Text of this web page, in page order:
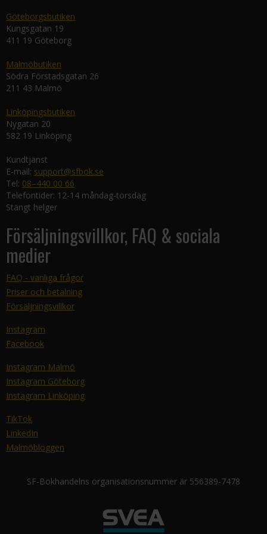
Göteborgsbutiken
Kungsgatan 19
411 19 Göteborg
Malmöbutiken
Södra Förstadsgatan 26
211 43 Malmö
Linköpingsbutiken
Nygatan 20
582 19 Linköping
Kundtjänst
E-mail: support@sfbok.se
Tel: 08–440 00 66
Telefontider: 12-14 måndag-torsdag
Stängt helger
Försäljningsvillkor, FAQ & sociala
medier
FAQ - vanliga frågor
Priser och betalning
Försäljningsvillkor
Instagram
Facebook
Instagram Malmö
Instagram Göteborg
Instagram Linköping
TikTok
LinkedIn
Malmöbloggen
SF-Bokhandelns organisationsnummer är 556389-7478